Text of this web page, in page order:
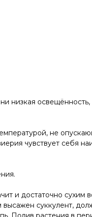
низкая
не
чувствует себя
и достаточно сухим
суккулент,